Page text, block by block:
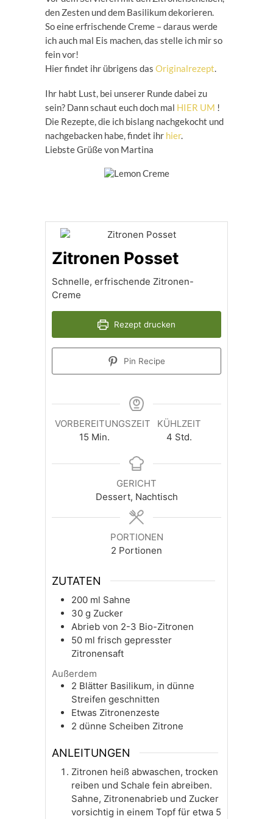
den Zesten und dem Basilikum dekorieren.
So eine erfrischende Creme – daraus werde
ich auch mal Eis machen, das stelle ich mir so
fein vor!
Hier findet ihr übrigens das Originalrezept.
Ihr habt Lust, bei unserer Runde dabei zu
sein? Dann schaut euch doch mal HIER UM !
Die Rezepte, die ich bislang nachgekocht und
nachgebacken habe, findet ihr hier.
Liebste Grüße von Martina
Zitronen Posset
Schnelle, erfrischende Zitronen-
Creme
Rezept drucken
Pin Recipe
VORBEREITUNGSZEIT
15Minuten
Min.
KÜHLZEIT
4Stunden
Std.
GERICHT
Dessert, Nachtisch
PORTIONEN
2 Portionen
ZUTATEN
200 ml Sahne
30 g Zucker
Abrieb von 2-3 Bio-Zitronen
50 ml frisch gepresster
Zitronensaft
Außerdem
2 Blätter Basilikum, in dünne
Streifen geschnitten
Etwas Zitronenzeste
2 dünne Scheiben Zitrone
ANLEITUNGEN
Zitronen heiß abwaschen, trocken
reiben und Schale fein abreiben.
Sahne, Zitronenabrieb und Zucker
vorsichtig in einem Topf für etwa 5